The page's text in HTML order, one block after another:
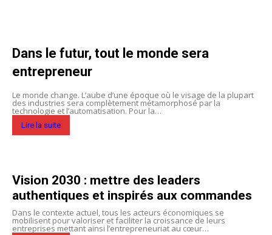
Dans le futur, tout le monde sera
entrepreneur
Le monde change. L’aube d’une époque où le visage de la plupart
des industries sera complètement métamorphosé par la
technologie et l’automatisation. Pour la…
Lire la suite
Vision 2030 : mettre des leaders
authentiques et inspirés aux commandes
Dans le contexte actuel, tous les acteurs économiques se
mobilisent pour valoriser et faciliter la croissance de leurs
entreprises mettant ainsi l’entrepreneuriat au cœur…